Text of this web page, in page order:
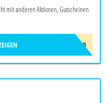
mit anderen Aktionen, Gutscheinen
GABRI10